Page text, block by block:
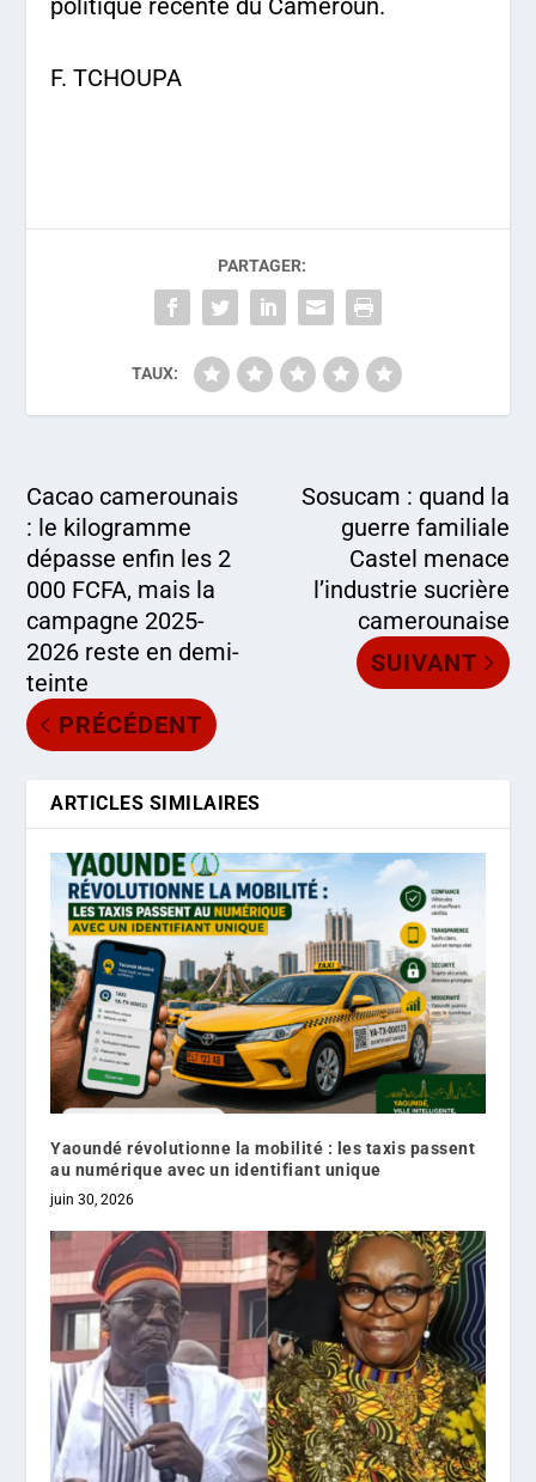
politique récente du Cameroun.
F. TCHOUPA
PARTAGER:
TAUX:
Cacao camerounais
: le kilogramme
dépasse enfin les 2
000 FCFA, mais la
campagne 2025-
2026 reste en demi-
teinte
PRÉCÉDENT
Sosucam : quand la
guerre familiale
Castel menace
l’industrie sucrière
camerounaise
SUIVANT
ARTICLES SIMILAIRES
Yaoundé révolutionne la mobilité : les taxis passent
au numérique avec un identifiant unique
juin 30, 2026